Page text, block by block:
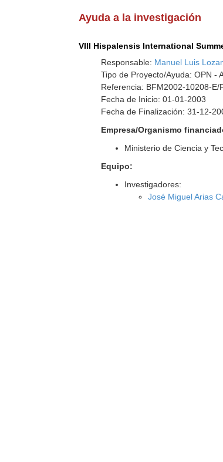
Ayuda a la investigación
VIII Hispalensis International
Responsable: Manuel Luis
Tipo de Proyecto/Ayuda: OPN -
Referencia: BFM2002-10208-E/
Fecha de Inicio: 01-01-2003
Fecha de Finalización: 31-12-
Empresa/Organismo
Ministerio de Ciencia y
Equipo:
Investigadores:
José Miguel Arias